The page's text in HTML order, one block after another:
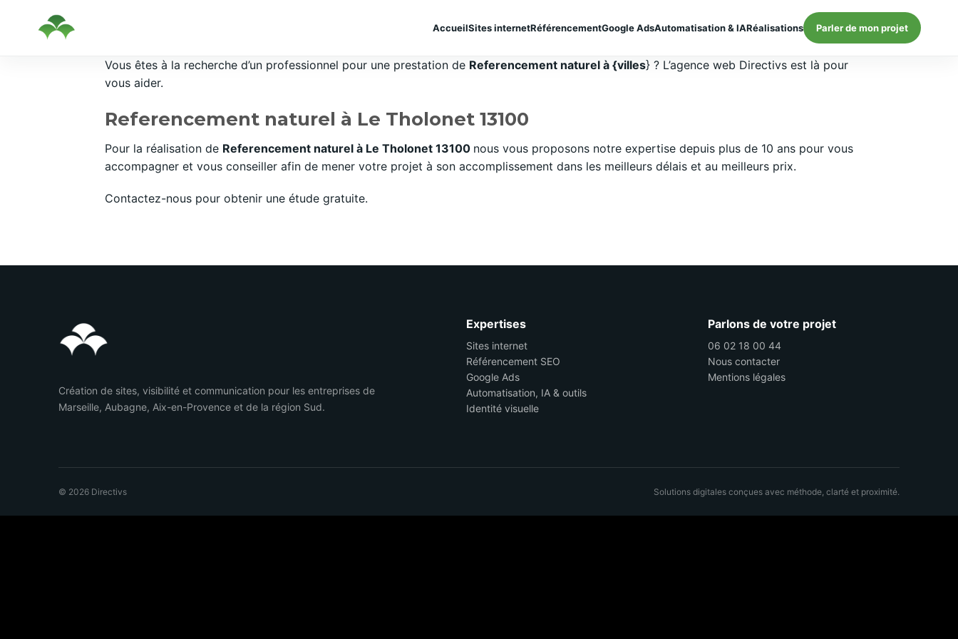
AccueilSites internetRéférencementGoogle AdsAutomatisation & IARéalisations Parler de mon projet
Vous êtes à la recherche d’un professionnel pour une prestation de Referencement naturel à {villes} ? L’agence web Directivs est là pour
vous aider.
Referencement naturel à Le Tholonet 13100
Pour la réalisation de Referencement naturel à Le Tholonet 13100 nous vous proposons notre expertise depuis plus de 10 ans pour vous
accompagner et vous conseiller afin de mener votre projet à son accomplissement dans les meilleurs délais et au meilleurs prix.
Contactez-nous pour obtenir une étude gratuite.
Création de sites, visibilité et communication pour les entreprises de
Marseille, Aubagne, Aix-en-Provence et de la région Sud.
Expertises
Sites internet
Référencement SEO
Google Ads
Automatisation, IA & outils
Identité visuelle
Parlons de votre projet
06 02 18 00 44
Nous contacter
Mentions légales
© 2026 Directivs Solutions digitales conçues avec méthode, clarté et proximité.